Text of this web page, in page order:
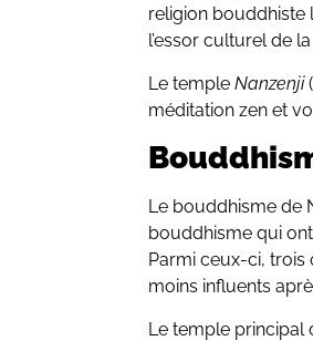
religion bouddhiste
l’essor culturel de
Le templeNanzenji
méditation zen et
Le bouddhisme de
bouddhisme qui
Parmi ceux-ci, trois
moins influents
Le temple principal